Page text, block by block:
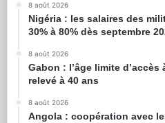
8 août 2026
Nigéria : les salaires des
30% à 80% dès septembre
8 août 2026
Gabon : l’âge limite
relevé à 40 ans
8 août 2026
Angola : coopération avec